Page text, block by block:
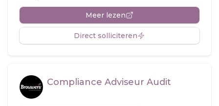
Meer lezen
Direct solliciteren
Compliance Adviseur Audit